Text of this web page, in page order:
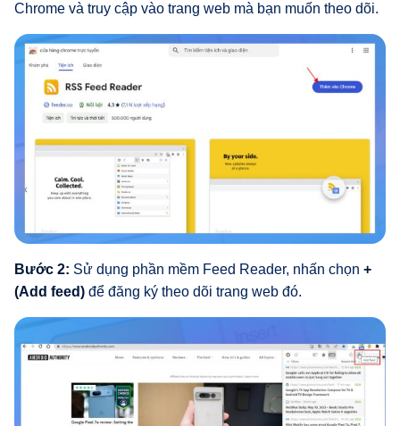
Chrome và truy cập vào trang web mà bạn muốn theo dõi.
Bước 2: Sử dụng phần mềm Feed Reader, nhấn chọn +
(Add feed) để đăng ký theo dõi trang web đó.